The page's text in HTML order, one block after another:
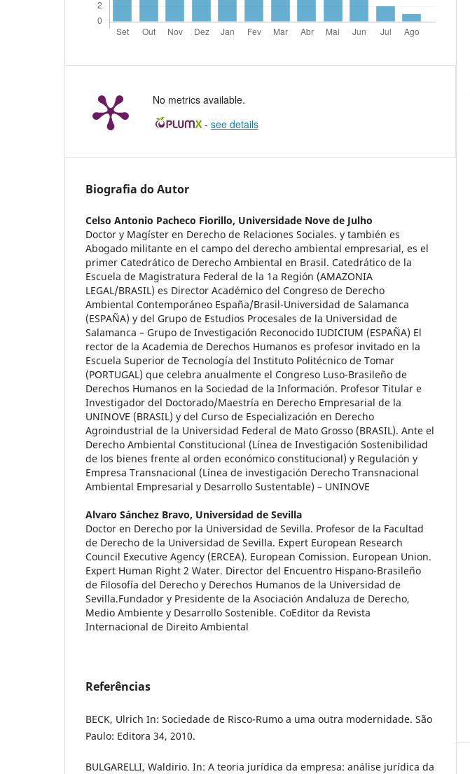
No metrics available.
- see details
Biografia do Autor
Celso Antonio Pacheco Fiorillo, Universidade Nove de Julho
Doctor y Magíster en Derecho de Relaciones Sociales. y también es
Abogado militante en el campo del derecho ambiental empresarial, es el
primer Catedrático de Derecho Ambiental en Brasil. Catedrático de la
Escuela de Magistratura Federal de la 1a Región (AMAZONIA
LEGAL/BRASIL) es Director Académico del Congreso de Derecho
Ambiental Contemporáneo España/Brasil-Universidad de Salamanca
(ESPAÑA) y del Grupo de Estudios Procesales de la Universidad de
Salamanca – Grupo de Investigación Reconocido IUDICIUM (ESPAÑA) El
rector de la Academia de Derechos Humanos es profesor invitado en la
Escuela Superior de Tecnología del Instituto Politécnico de Tomar
(PORTUGAL) que celebra anualmente el Congreso Luso-Brasileño de
Derechos Humanos en la Sociedad de la Información. Profesor Titular e
Investigador del Doctorado/Maestría en Derecho Empresarial de la
UNINOVE (BRASIL) y del Curso de Especialización en Derecho
Agroindustrial de la Universidad Federal de Mato Grosso (BRASIL). Ante el
Derecho Ambiental Constitucional (Línea de Investigación Sostenibilidad
de los bienes frente al orden económico constitucional) y Regulación y
Empresa Transnacional (Línea de investigación Derecho Transnacional
Ambiental Empresarial y Desarrollo Sustentable) – UNINOVE
Alvaro Sánchez Bravo, Universidad de Sevilla
Doctor en Derecho por la Universidad de Sevilla. Profesor de la Facultad
de Derecho de la Universidad de Sevilla. Expert European Research
Council Executive Agency (ERCEA). European Comission. European Union.
Expert Human Right 2 Water. Director del Encuentro Hispano-Brasileño
de Filosofía del Derecho y Derechos Humanos de la Universidad de
Sevilla.Fundador y Presidente de la Asociación Andaluza de Derecho,
Medio Ambiente y Desarrollo Sostenible. CoEditor da Revista
Internacional de Direito Ambiental
Referências
BECK, Ulrich In: Sociedade de Risco-Rumo a uma outra modernidade. São
Paulo: Editora 34, 2010.
BULGARELLI, Waldirio. In: A teoria jurídica da empresa: análise jurídica da